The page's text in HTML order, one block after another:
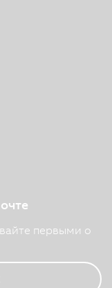
первыми о